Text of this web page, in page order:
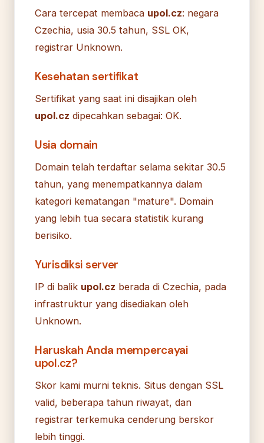
Cara tercepat membaca upol.cz: negara
Czechia, usia 30.5 tahun, SSL OK,
registrar Unknown.
Kesehatan sertifikat
Sertifikat yang saat ini disajikan oleh
upol.cz dipecahkan sebagai: OK.
Usia domain
Domain telah terdaftar selama sekitar 30.5
tahun, yang menempatkannya dalam
kategori kematangan "mature". Domain
yang lebih tua secara statistik kurang
berisiko.
Yurisdiksi server
IP di balik upol.cz berada di Czechia, pada
infrastruktur yang disediakan oleh
Unknown.
Haruskah Anda mempercayai
upol.cz?
Skor kami murni teknis. Situs dengan SSL
valid, beberapa tahun riwayat, dan
registrar terkemuka cenderung berskor
lebih tinggi.